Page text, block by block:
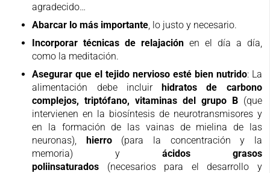
agradecido…
Abarcar lo más importante, lo justo y necesario.
Incorporar técnicas de relajación en el día a día,
como la meditación.
Asegurar que el tejido nervioso esté bien nutrido: La
alimentación debe incluirhidratos de carbono
complejos, triptófano, vitaminas del grupo B (que
intervienen en la biosíntesis de neurotransmisores y
en la formación de las vainas de mielina de las
neuronas), hierro(para la concentración y la
memoria) y ácidos grasos
poliinsaturados (necesarios para el desarrollo y